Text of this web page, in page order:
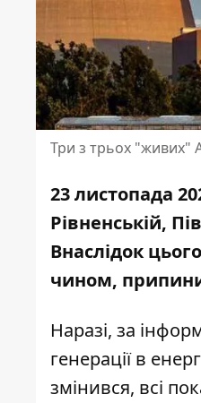
Три з трьох "живих"
23 листопада
Рівненській,
Внаслідок
чином,
Наразі, за
генерації в
змінився, всі